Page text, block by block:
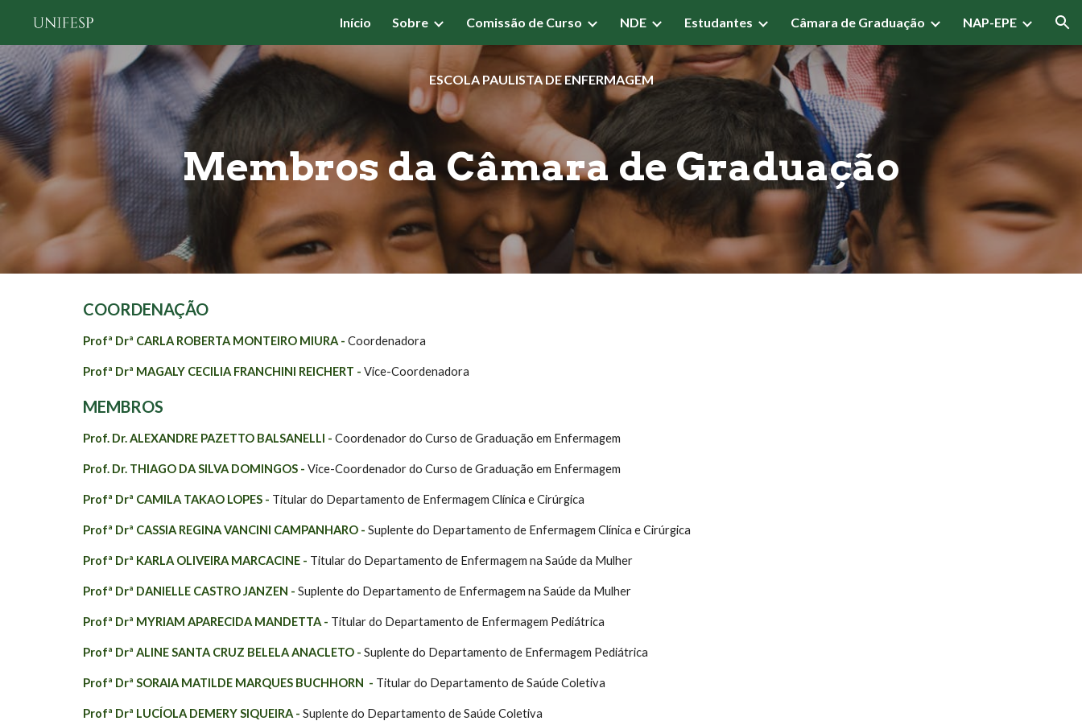
Skip to main content Skip to navigation
Início Sobre Comissão de Curso NDE Estudantes Câmara de Graduação NAP-EPE
ESCOLA PAULISTA DE ENFERMAGEM
Membros da Câmara de Graduação
COORDENAÇÃO
Profª Drª CARLA ROBERTA MONTEIRO MIURA- Coordenadora
Profª Drª MAGALY CECILIA FRANCHINI REICHERT - Vice-Coordenadora
MEMBROS
Prof. Dr. ALEXANDRE PAZETTO BALSANELLI - Coordenador do Curso de Graduação em Enfermagem
Prof. Dr. THIAGO DA SILVA DOMINGOS - Vice-Coordenador do Curso de Graduação em Enfermagem
Profª Drª CAMILA TAKAO LOPES - Titular do Departamento de Enfermagem Clínica e Cirúrgica
Profª Drª CASSIA REGINA VANCINI CAMPANHARO - Suplente do Departamento de Enfermagem Clínica e Cirúrgica
Profª Drª KARLA OLIVEIRA MARCACINE - Titular do Departamento de Enfermagem na Saúde da Mulher
Profª Drª DANIELLE CASTRO JANZEN - Suplente do Departamento de Enfermagem na Saúde da Mulher
Profª Drª MYRIAM APARECIDA MANDETTA - Titular do Departamento de Enfermagem Pediátrica
Profª Drª ALINE SANTA CRUZ BELELA ANACLETO - Suplente do Departamento de Enfermagem Pediátrica
Profª Drª SORAIA MATILDE MARQUES BUCHHORN - Titular do Departamento de Saúde Coletiva
Profª Drª LUCÍOLA DEMERY SIQUEIRA - Suplente do Departamento de Saúde Coletiva